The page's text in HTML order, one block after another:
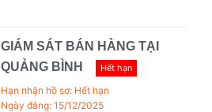
GIÁM SÁT BÁN HÀNG TẠI
QUẢNG BÌNH
Hết hạn
Hạn nhận hồ sơ: Hết hạn
Ngày đăng: 15/12/2025